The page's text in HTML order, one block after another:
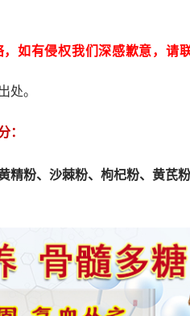
如有侵权我们深感歉意，请
处。
：
精粉、沙棘粉、枸杞粉、黄芪